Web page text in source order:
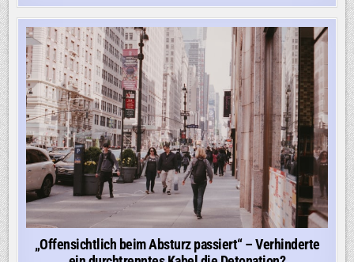
DEN
EINDRUCK,
DASS
MAN
DA
DEN
VORFALL
EHER
HERUNTERSPIELT“
„Offensichtlich beim Absturz passiert“ – Verhinderte